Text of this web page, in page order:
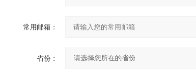
常用邮箱：
省份：